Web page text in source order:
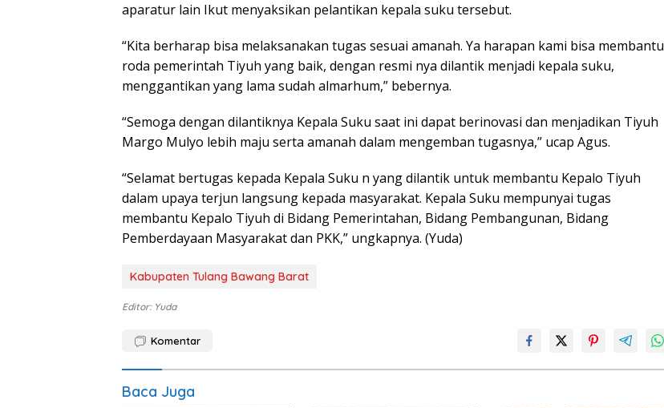
aparatur lain Ikut menyaksikan pelantikan kepala suku tersebut.
“Kita berharap bisa melaksanakan tugas sesuai amanah. Ya harapan kami bisa membantu
roda pemerintah Tiyuh yang baik, dengan resmi nya dilantik menjadi kepala suku,
menggantikan yang lama sudah almarhum,” bebernya.
“Semoga dengan dilantiknya Kepala Suku saat ini dapat berinovasi dan menjadikan Tiyuh
Margo Mulyo lebih maju serta amanah dalam mengemban tugasnya,” ucap Agus.
“Selamat bertugas kepada Kepala Suku n yang dilantik untuk membantu Kepalo Tiyuh
dalam upaya terjun langsung kepada masyarakat. Kepala Suku mempunyai tugas
membantu Kepalo Tiyuh di Bidang Pemerintahan, Bidang Pembangunan, Bidang
Pemberdayaan Masyarakat dan PKK,” ungkapnya. (Yuda)
Kabupaten Tulang Bawang Barat
Editor: Yuda
Komentar
Baca Juga